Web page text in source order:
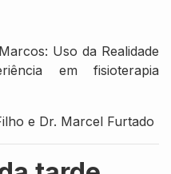
Uso da Realidade
em fisioterapia
e Dr. Marcel Furtado